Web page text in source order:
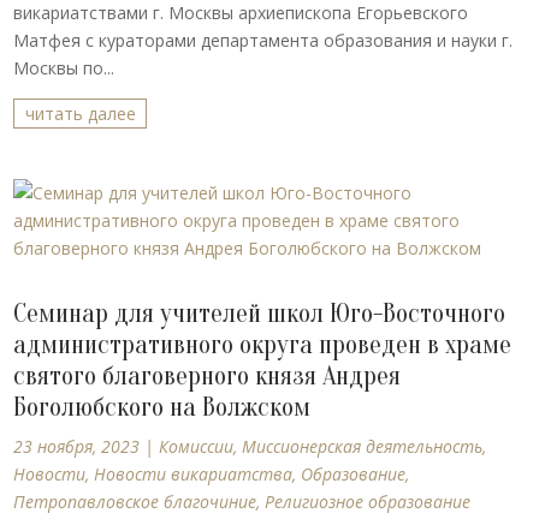
викариатствами г. Москвы архиепископа Егорьевского
Матфея с кураторами департамента образования и науки г.
Москвы по...
читать далее
Семинар для учителей школ Юго-Восточного
административного округа проведен в храме
святого благоверного князя Андрея
Боголюбского на Волжском
23 ноября, 2023 |Комиссии,Миссионерская деятельность,
Новости,Новости викариатства, Образование,
Петропавловское благочиние,Религиозное образование